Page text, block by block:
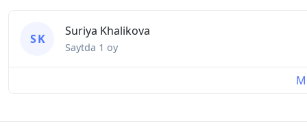
S K
Suriya Khalikova
Saytda 1 oy